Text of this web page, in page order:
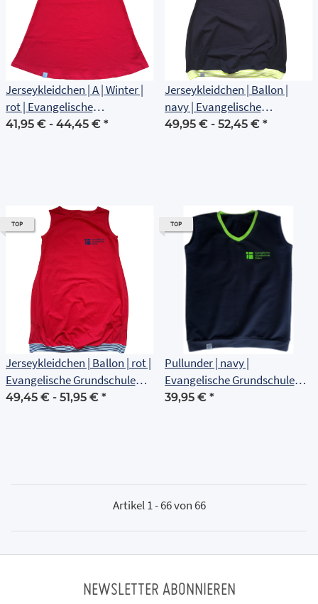
Jerseykleidchen | A | Winter |
rot | Evangelische
Grundschule Erfurt
41,95 € - 44,45 € *
Jerseykleidchen | Ballon |
navy | Evangelische
Grundschule Erfurt
49,95 € - 52,45 € *
TOP
Jerseykleidchen | Ballon | rot |
Evangelische Grundschule
Erfurt
49,45 € - 51,95 € *
TOP
Pullunder | navy |
Evangelische Grundschule
Erfurt
39,95 € *
Artikel 1 - 66 von 66
NEWSLETTER ABONNIEREN